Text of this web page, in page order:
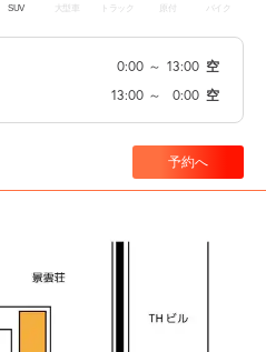
SUV 大型車 トラック 原付 バイク
0:00 ～ 13:00 空
13:00 ～ 0:00 空
予約へ